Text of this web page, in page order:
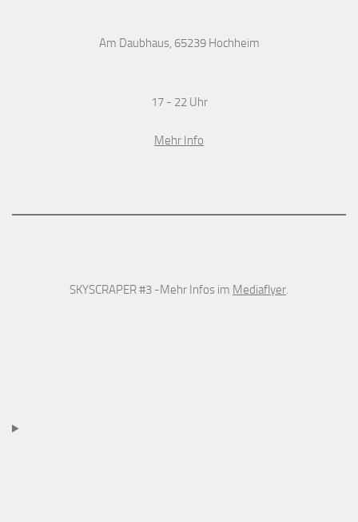
Am Daubhaus, 65239 Hochheim
17 - 22 Uhr
Mehr Info
SKYSCRAPER #3 -Mehr Infos im Mediaflyer.